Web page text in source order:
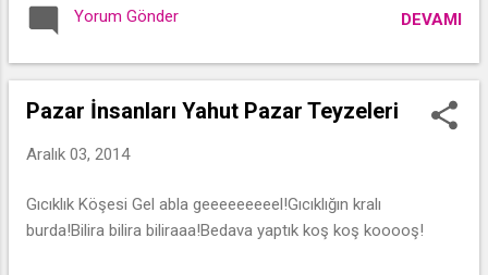
Yorum Gönder DEVAMI
Pazar İnsanları Yahut Pazar Teyzeleri
Aralık 03, 2014
Gıcıklık Köşesi Gel abla geeeeeeeeel!Gıcıklığın kralı
burda!Bilira bilira biliraaa!Bedava yaptık koş koş kooooş!